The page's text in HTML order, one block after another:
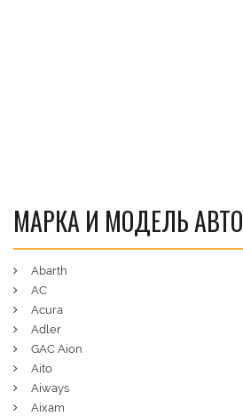
МАРКА И МОДЕЛЬ АВТО
Abarth
AC
Acura
Adler
GAC Aion
Aito
Aiways
Aixam